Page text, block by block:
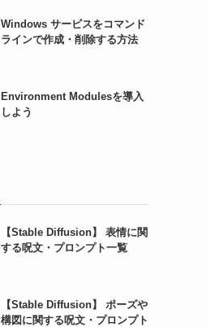
Windows サービスをコマンド
ラインで作成・削除する方法
Environment Modulesを導入
しよう
【Stable Diffusion】 表情に関
する呪文・プロンプト一覧
【Stable Diffusion】 ポーズや
構図に関する呪文・プロンプト